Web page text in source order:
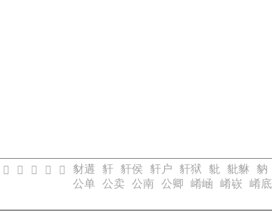
𠷸 𠷹 𠷻 𠷼 𠷾 豺遘 豻 豻侯 豻户 豻狱 豼 豼貅 豽
公单
公卖 公南 公卿 崤崡 崤嵚 崤底